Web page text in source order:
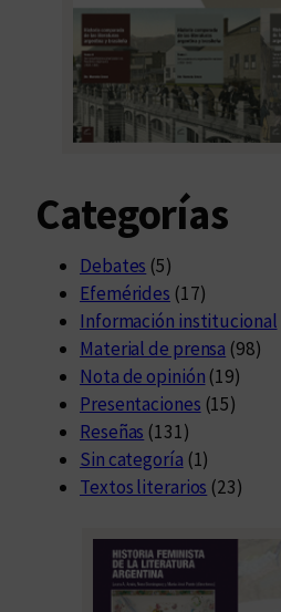
Categorías
Debates (5)
Efemérides (17)
Información institucional
Material de prensa (98)
Nota de opinión (19)
Presentaciones (15)
Reseñas (131)
Sin categoría (1)
Textos literarios (23)